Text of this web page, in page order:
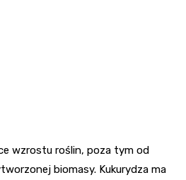
wzrostu roślin, poza tym od
biomasy. Kukurydza ma